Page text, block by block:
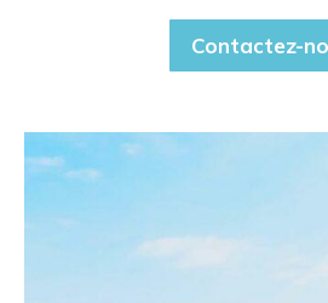
Contactez-